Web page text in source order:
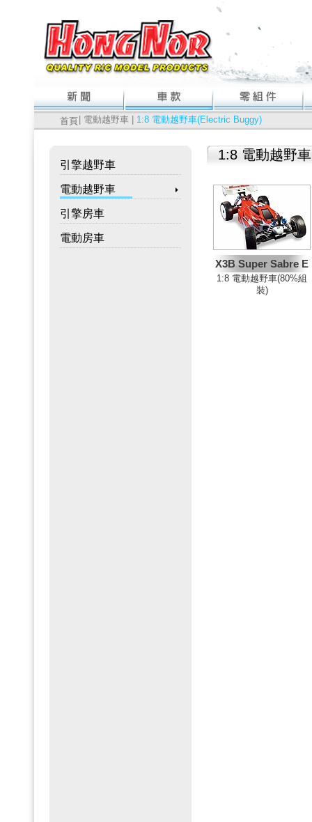
首頁 | 電動越野車 | 1:8 電動越野車(Electric Buggy)
引擎越野車
電動越野車
引擎房車
電動房車
1:8 電動越野
X3B Super Sabre E
1:8 電動越野車(80%組
裝)